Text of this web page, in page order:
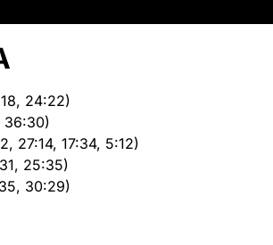
24:22)
36:30)
27:14, 17:34, 5:12)
25:35)
30:29)